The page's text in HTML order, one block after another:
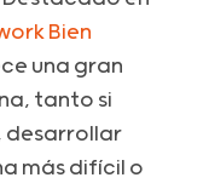
Bien
una gran
tanto si
desarrollar
más difícil o